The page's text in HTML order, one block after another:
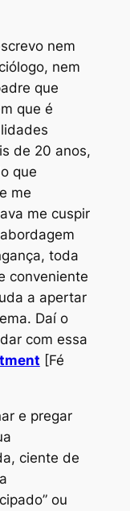
nem
nem
que
que é
de 20 anos,
que
me
me cuspir
toda
conveniente
a apertar
Daí o
com essa
[Fé
e pregar
ciente de
ou